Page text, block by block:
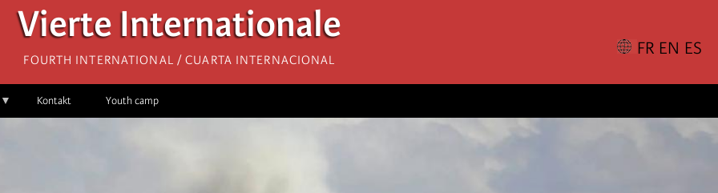
Vierte Internationale
Fourth International / Cuarta Internacional
Kontakt Youth camp